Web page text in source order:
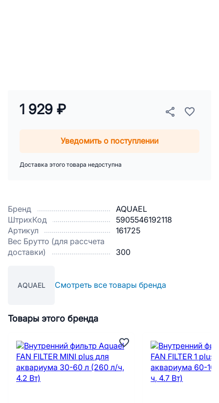
Бренд
AQUAEL
ШтрихКод
5905546192118
Артикул
161725
Вес Брутто (для рассчета
доставки)
300
AQUAEL Смотреть все товары бренда
1 929 ₽
Уведомить о поступлении
Доставка этого товара недоступна
Товары этого бренда